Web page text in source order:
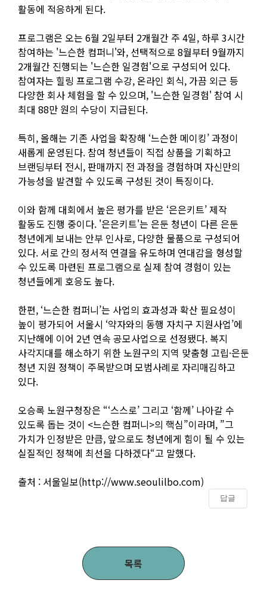
활동에 적응하게 된다.
프로그램은 오는 6월 2일부터 2개월간 주 4일, 하루 3시간
참여하는 '느슨한 컴퍼니'와, 선택적으로 8월부터 9월까지
2개월간 진행되는 '느슨한 일경험'으로 구성되어 있다.
참여자는 힐링 프로그램 수강, 온라인 회식, 가끔 외근 등
다양한 회사 체험을 할 수 있으며, '느슨한 일경험' 참여 시
최대 88만 원의 수당이 지급된다.
특히, 올해는 기존 사업을 확장해 ‘느슨한 메이킹’ 과정이
새롭게 운영된다. 참여 청년들이 직접 상품을 기획하고
브랜딩부터 전시, 판매까지 전 과정을 경험하며 자신만의
가능성을 발견할 수 있도록 구성된 것이 특징이다.
이와 함께 대회에서 높은 평가를 받은 ‘은은키트’ 제작
활동도 진행 중이다. '은은키트'는 은둔 청년이 다른 은둔
청년에게 보내는 안부 인사로, 다양한 물품으로 구성되어
있다. 서로 간의 정서적 연결을 유도하며 연대감을 형성할
수 있도록 마련된 프로그램으로 실제 참여 경험이 있는
청년들에게 호응도 높다.
한편, ‘느슨한 컴퍼니’는 사업의 효과성과 확산 필요성이
높이 평가되어 서울시 ‘약자와의 동행 자치구 지원사업’에
지난해에 이어 2년 연속 공모사업으로 선정됐다. 복지
사각지대를 해소하기 위한 노원구의 지역 맞춤형 고립·은둔
청년 지원 정책이 주목받으며 모범사례로 자리매김하고
있다.
오승록 노원구청장은 “‘스스로’ 그리고 ‘함께’ 나아갈 수
있도록 돕는 것이 <느슨한 컴퍼니>의 핵심”이라며, ”그
가치가 인정받은 만큼, 앞으로도 청년에게 힘이 될 수 있는
실질적인 정책에 최선을 다하겠다“고 말했다.
출처 : 서울일보(http://www.seoulilbo.com)
답글
목록